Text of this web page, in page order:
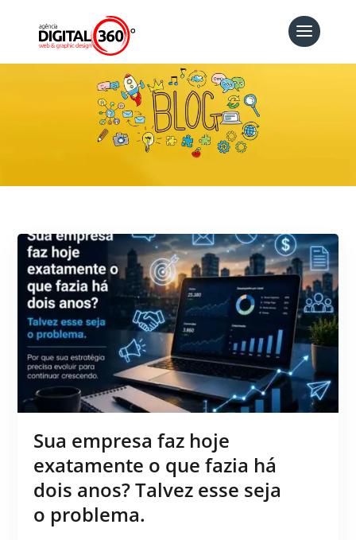
Sua empresa faz hoje
exatamente o que fazia há
dois anos? Talvez esse seja
o problema.